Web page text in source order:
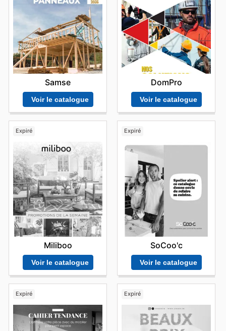
Samse
Voir le catalogue
DomPro
Voir le catalogue
Expiré
Miliboo
Voir le catalogue
Expiré
SoCoo'c
Voir le catalogue
Expiré Expiré